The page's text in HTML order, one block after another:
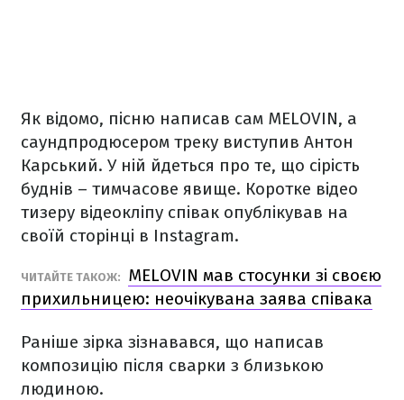
Як відомо, пісню написав сам MELOVIN, а
саундпродюсером треку виступив Антон
Карський. У ній йдеться про те, що сірість
буднів – тимчасове явище. Коротке відео
тизеру відеокліпу співак опублікував на
своїй сторінці в Instagram.
ЧИТАЙТЕ ТАКОЖ:
MELOVIN мав стосунки зі своєю
прихильницею: неочікувана заява співака
Раніше зірка зізнавався, що написав
композицію після сварки з близькою
людиною.